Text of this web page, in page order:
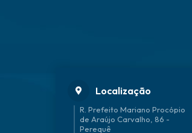
Localização
R. Prefeito Mariano Procópio
de Araújo Carvalho, 86 -
Perequê